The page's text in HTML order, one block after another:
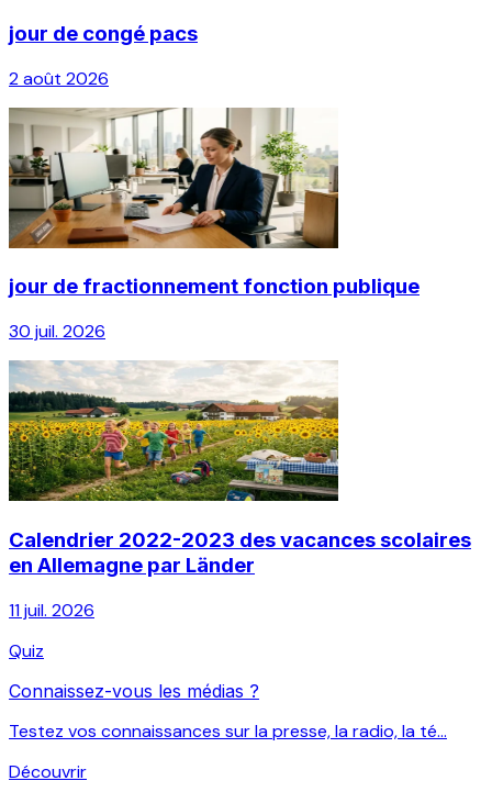
jour de congé pacs
2 août 2026
jour de fractionnement fonction publique
30 juil. 2026
Calendrier 2022-2023 des vacances scolaires
en Allemagne par Länder
11 juil. 2026
Quiz
Connaissez-vous les médias ?
Testez vos connaissances sur la presse, la radio, la té...
Découvrir